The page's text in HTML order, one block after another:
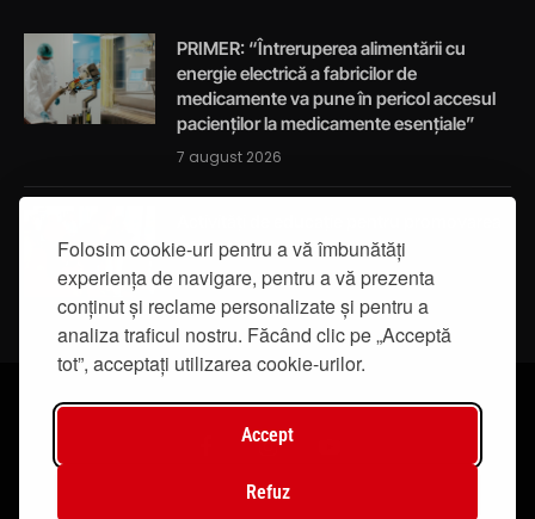
Folosim cookie-uri pentru a vă îmbunătăți
experiența de navigare, pentru a vă prezenta
conținut și reclame personalizate și pentru a
analiza traficul nostru. Făcând clic pe „Acceptă
tot”, acceptați utilizarea cookie-urilor.
Accept
Refuz
PRIMER: “Întreruperea alimentării cu
energie electrică a fabricilor de
medicamente va pune în pericol accesul
pacienților la medicamente esențiale”
7 august 2026
integrității
7 august 2026